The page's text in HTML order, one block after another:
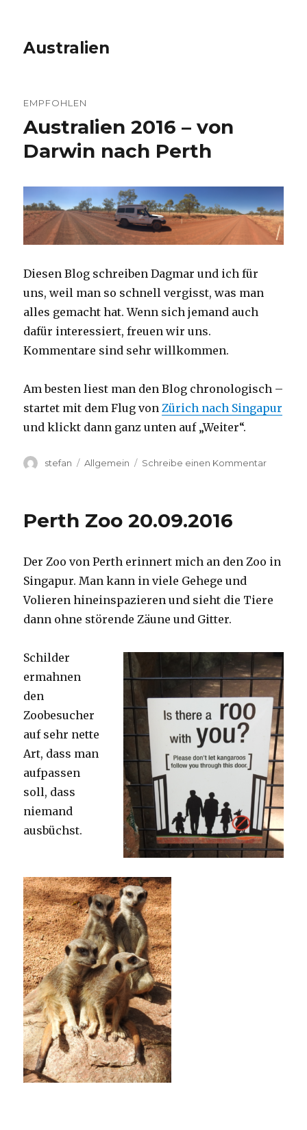
Australien
EMPFOHLEN
Australien 2016 – von
Darwin nach Perth
Diesen Blog schreiben Dagmar und ich für
uns, weil man so schnell vergisst, was man
alles gemacht hat. Wenn sich jemand auch
dafür interessiert, freuen wir uns.
Kommentare sind sehr willkommen.
Am besten liest man den Blog chronologisch –
startet mit dem Flug vonZürich nach Singapur
und klickt dann ganz unten auf „Weiter“.
Autor
stefan Kategorien
Allgemein Schreibe einen Kommentarzu
Perth
Perth Zoo 20.09.2016
Der Zoo von Perth erinnert mich an den Zoo in
Singapur. Man kann in viele Gehege und
Volieren hineinspazieren und sieht die Tiere
dann ohne störende Zäune und Gitter.
Schilder
ermahnen
den
Zoobesucher
auf sehr nette
Art, dass man
aufpassen
soll, dass
niemand
ausbüchst.